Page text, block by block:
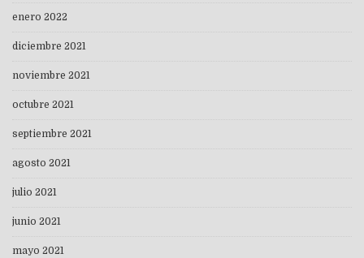
enero 2022
diciembre 2021
noviembre 2021
octubre 2021
septiembre 2021
agosto 2021
julio 2021
junio 2021
mayo 2021